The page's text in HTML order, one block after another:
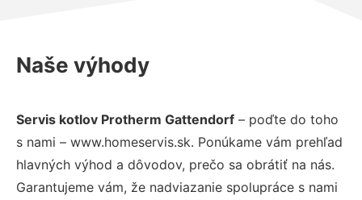
Naše výhody
Servis kotlov Protherm Gattendorf – poďte do toho
s nami – www.homeservis.sk. Ponúkame vám prehľad
hlavných výhod a dôvodov, prečo sa obrátiť na nás.
Garantujeme vám, že nadviazanie spolupráce s nami